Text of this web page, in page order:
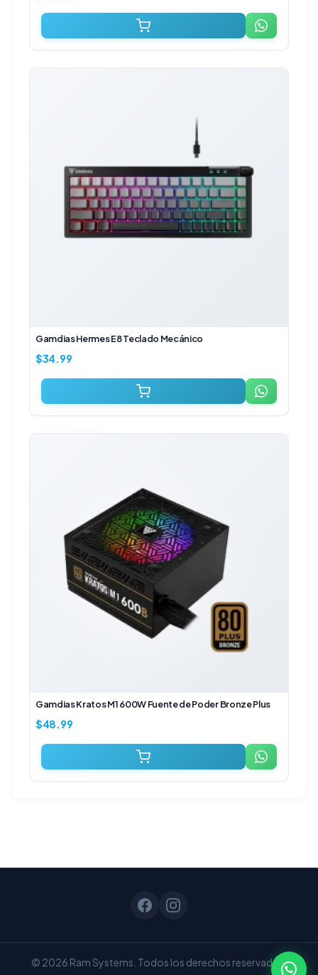
Gamdias Hermes E8 Teclado Mecánico
$34.99
Gamdias Kratos M1 600W Fuente de Poder Bronze Plus
$48.99
© 2026 Ram Systems. Todos los derechos reservados.